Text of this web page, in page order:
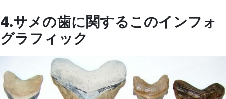
4.サメの歯に関するこのインフォ
グラフィック